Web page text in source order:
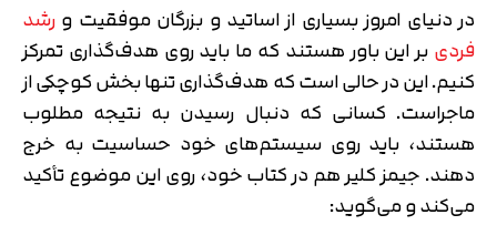
در دنیای امروز بسیاری از اساتید و بزرگان موفقیت ورشد
فردیبر این باور هستند که ما باید روی هدف‌گذاری تمرکز
کنیم. این در حالی است که هدف‌گذاری تنها بخش کوچکی از
ماجراست. کسانی که دنبال رسیدن به نتیجه مطلوب
هستند، باید روی سیستم‌های خود حساسیت به خرج
دهند. جیمز کلیر هم در کتاب خود، روی این موضوع تأکید
می‌کند و می‌گوید:
تایید کد
دریافت مجدد کد:
متوجه شدم